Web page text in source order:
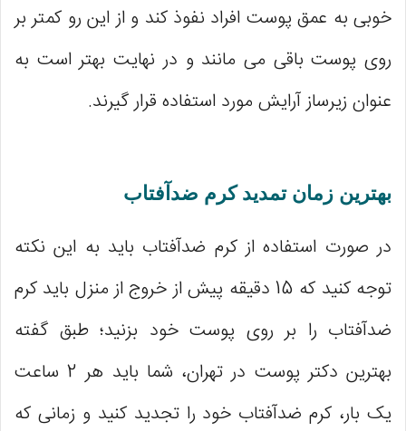
خوبی به عمق پوست افراد نفوذ کند و از این رو کمتر بر
روی پوست باقی می مانند و در نهایت بهتر است به
عنوان زیرساز آرایش مورد استفاده قرار گیرند.
بهترین زمان تمدید کرم ضدآفتاب
در صورت استفاده از کرم ضدآفتاب باید به این نکته
توجه کنید که 15 دقیقه پیش از خروج از منزل باید کرم
ضدآفتاب را بر روی پوست خود بزنید؛ طبق گفته
بهترین دکتر پوست در تهران، شما باید هر 2 ساعت
یک بار، کرم ضدآفتاب خود را تجدید کنید و زمانی که